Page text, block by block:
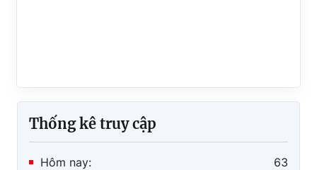
Thống kê truy cập
Hôm nay: 63